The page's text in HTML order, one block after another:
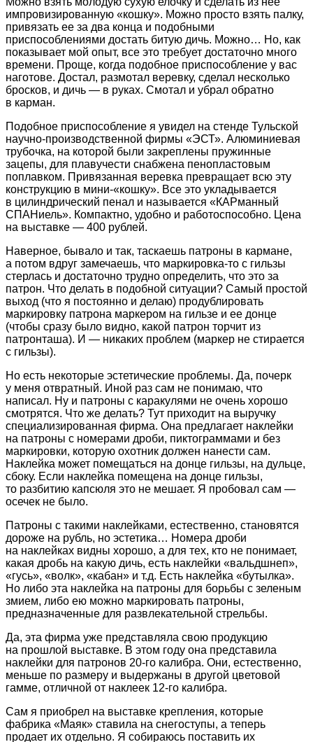
импровизированную «кошку». Можно просто взять палку,
привязать ее за два конца и подобными
приспособлениями достать битую дичь. Можно… Но, как
показывает мой опыт, все это требует достаточно много
времени. Проще, когда подобное приспособление у вас
наготове. Достал, размотал веревку, сделал несколько
бросков, и дичь — в руках. Смотал и убрал обратно
в карман.
Подобное приспособление я увидел на стенде Тульской
научно-производственной фирмы «ЭСТ». Алюминиевая
трубочка, на которой были закреплены пружинные
зацепы, для плавучести снабжена пенопластовым
поплавком. Привязанная веревка превращает всю эту
конструкцию в мини-«кошку». Все это укладывается
в цилиндрический пенал и называется «КАРманный
СПАНиель». Компактно, удобно и работоспособно. Цена
на выставке — 400 рублей.
Наверное, бывало и так, таскаешь патроны в кармане,
а потом вдруг замечаешь, что маркировка-то с гильзы
стерлась и достаточно трудно определить, что это за
патрон. Что делать в подобной ситуации? Самый простой
выход (что я постоянно и делаю) продублировать
маркировку патрона маркером на гильзе и ее донце
(чтобы сразу было видно, какой патрон торчит из
патронташа). И — никаких проблем (маркер не стирается
с гильзы).
Но есть некоторые эстетические проблемы. Да, почерк
у меня отвратный. Иной раз сам не понимаю, что
написал. Ну и патроны с каракулями не очень хорошо
смотрятся. Что же делать? Тут приходит на выручку
специализированная фирма. Она предлагает наклейки
на патроны с номерами дроби, пиктограммами и без
маркировки, которую охотник должен нанести сам.
Наклейка может помещаться на донце гильзы, на дульце,
сбоку. Если наклейка помещена на донце гильзы,
то разбитию капсюля это не мешает. Я пробовал сам —
осечек не было.
Патроны с такими наклейками, естественно, становятся
дороже на рубль, но эстетика… Номера дроби
на наклейках видны хорошо, а для тех, кто не понимает,
какая дробь на какую дичь, есть наклейки «вальдшнеп»,
«гусь», «волк», «кабан» и т.д. Есть наклейка «бутылка».
Но либо эта наклейка на патроны для борьбы с зеленым
змием, либо ею можно маркировать патроны,
предназначенные для развлекательной стрельбы.
Да, эта фирма уже представляла свою продукцию
на прошлой выставке. В этом году она представила
наклейки для патронов 20-го калибра. Они, естественно,
меньше по размеру и выдержаны в другой цветовой
гамме, отличной от наклеек 12-го калибра.
Сам я приобрел на выставке крепления, которые
фабрика «Маяк» ставила на снегоступы, а теперь
продает их отдельно. Я собираюсь поставить их